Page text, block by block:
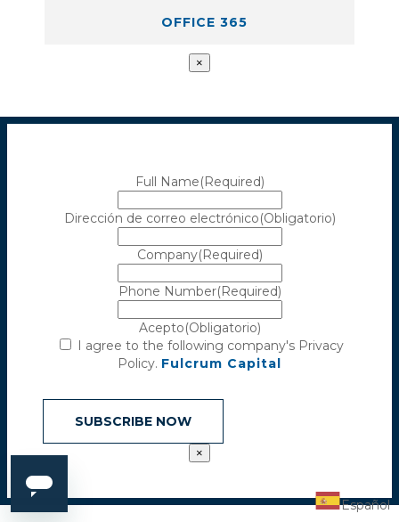
OFFICE 365
×
Full Name(Required)
Dirección de correo electrónico(Obligatorio)
Company(Required)
Phone Number(Required)
Acepto(Obligatorio)
I agree to the following company's Privacy
Policy. Fulcrum Capital
×
Español